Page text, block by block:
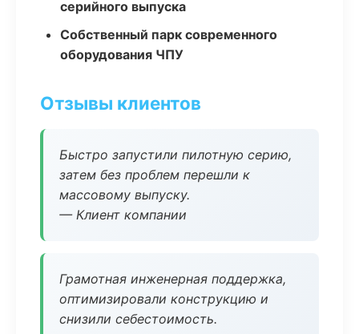
серийного выпуска
Собственный парк современного
оборудования ЧПУ
Отзывы клиентов
Быстро запустили пилотную серию,
затем без проблем перешли к
массовому выпуску.
— Клиент компании
Грамотная инженерная поддержка,
оптимизировали конструкцию и
снизили себестоимость.